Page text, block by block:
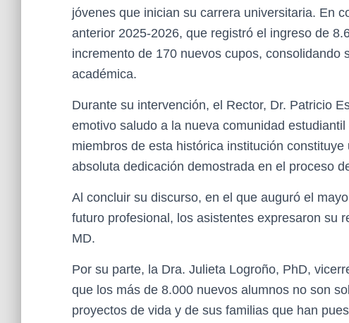
jóvenes que inician su carrera universitaria. En
anterior 2025-2026, que registró el ingreso de
incremento de 170 nuevos cupos, consolidando
académica.
Durante su intervención, el Rector, Dr. Patricio
emotivo saludo a la nueva comunidad
miembros de esta histórica institución
absoluta dedicación demostrada en el proceso
Al concluir su discurso, en el que auguró el
futuro profesional, los asistentes expresaron su
MD.
Por su parte, la Dra. Julieta Logroño, PhD,
que los más de 8.000 nuevos alumnos no son
proyectos de vida y de sus familias que han